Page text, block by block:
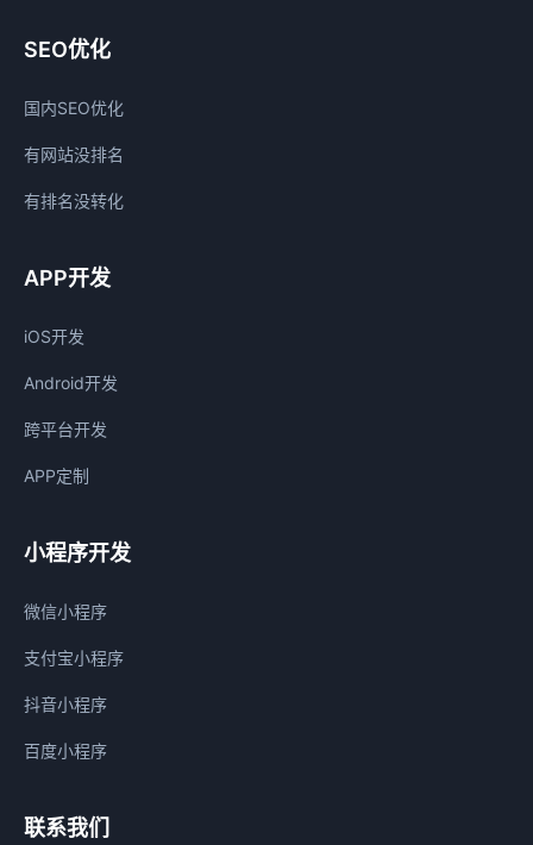
SEO优化
国内SEO优化
有网站没排名
有排名没转化
APP开发
iOS开发
Android开发
跨平台开发
APP定制
小程序开发
微信小程序
支付宝小程序
抖音小程序
百度小程序
联系我们